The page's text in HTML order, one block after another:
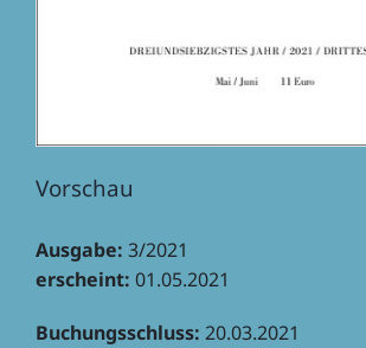
Vorschau
Ausgabe: 3/2021
erscheint: 01.05.2021
Buchungs­schluss: 20.03.2021